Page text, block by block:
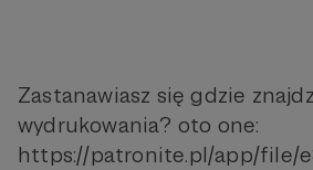
Zastanawiasz się gdzie
wydrukowania? oto one:
https://patronite.pl/app/file/